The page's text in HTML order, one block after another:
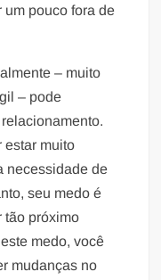
um pouco fora de
– muito
– pode
estar muito
necessidade de
seu medo é
tão próximo
medo, você
mudanças no